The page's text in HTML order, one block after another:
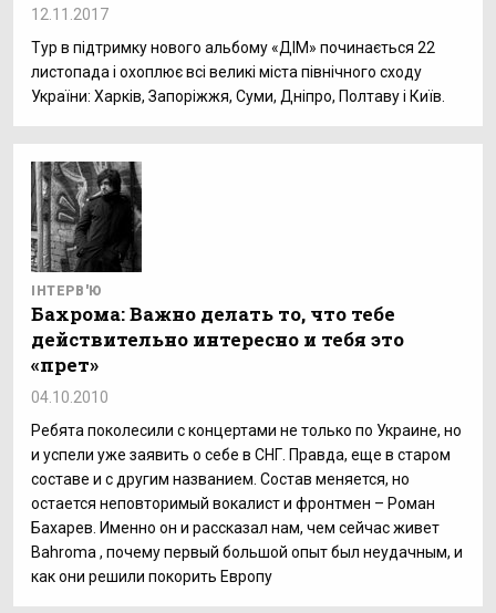
12.11.2017
Тур в підтримку нового альбому «ДІМ» починається 22
листопада і охоплює всі великі міста північного сходу
України: Харків, Запоріжжя, Суми, Дніпро, Полтаву і Київ.
ІНТЕРВ'Ю
Бахрома: Важно делать то, что тебе
действительно интересно и тебя это
«прет»
04.10.2010
Ребята поколесили с концертами не только по Украине, но
и успели уже заявить о себе в СНГ. Правда, еще в старом
составе и с другим названием. Состав меняется, но
остается неповторимый вокалист и фронтмен – Роман
Бахарев. Именно он и рассказал нам, чем сейчас живет
Bahroma , почему первый большой опыт был неудачным, и
как они решили покорить Европу